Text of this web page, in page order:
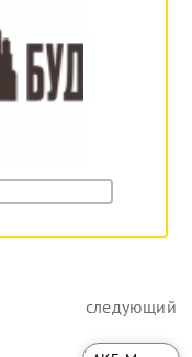
следующий